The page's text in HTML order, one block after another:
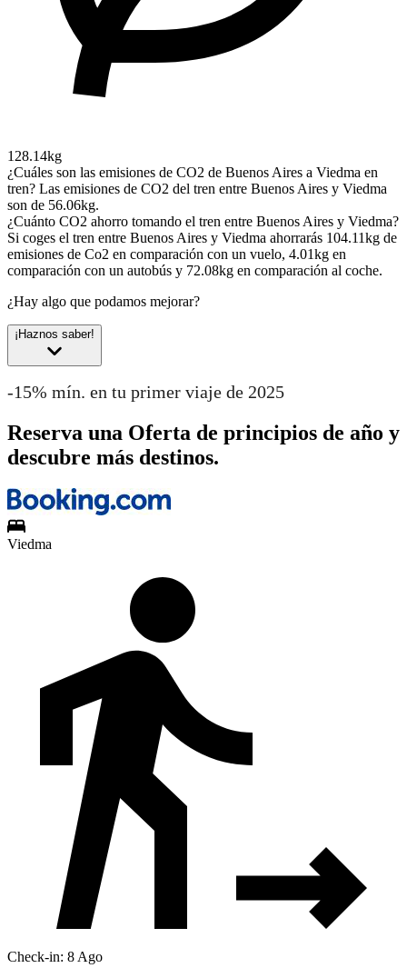
128.14kg
¿Cuáles son las emisiones de CO2 de Buenos Aires a Viedma en
tren? Las emisiones de CO2 del tren entre Buenos Aires y Viedma
son de 56.06kg.
¿Cuánto CO2 ahorro tomando el tren entre Buenos Aires y Viedma?
Si coges el tren entre Buenos Aires y Viedma ahorrarás 104.11kg de
emisiones de Co2 en comparación con un vuelo, 4.01kg en
comparación con un autobús y 72.08kg en comparación al coche.
¿Hay algo que podamos mejorar?
¡Haznos saber!
-15% mín. en tu primer viaje de 2025
Reserva una Oferta de principios de año y
descubre más destinos.
Viedma
Check-in: 8 Ago